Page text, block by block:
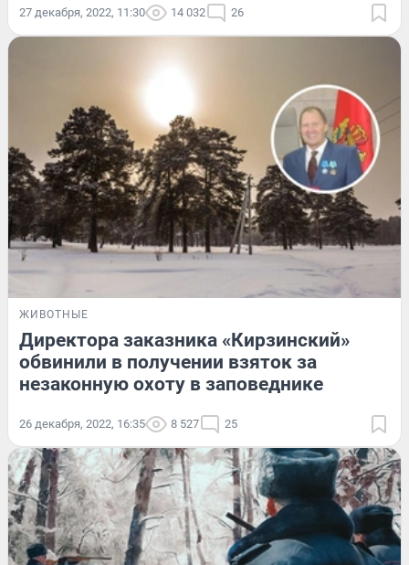
27 декабря, 2022, 11:30 14 032 26
ЖИВОТНЫЕ
Директора заказника «Кирзинский»
обвинили в получении взяток за
незаконную охоту в заповеднике
26 декабря, 2022, 16:35 8 527 25